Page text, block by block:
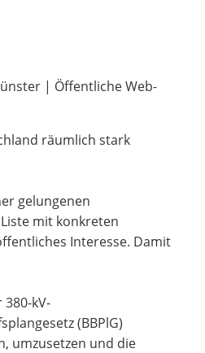
| Öffentliche Web-
räumlich stark
gelungenen
mit konkreten
Interesse. Damit
kV-
(BBPlG)
umzusetzen und die